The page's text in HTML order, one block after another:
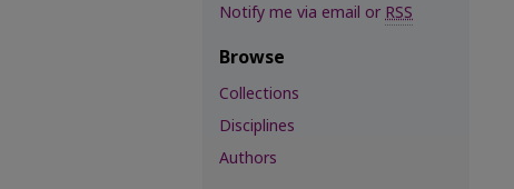
Notify me via email orRSS
Browse
Collections
Disciplines
Authors